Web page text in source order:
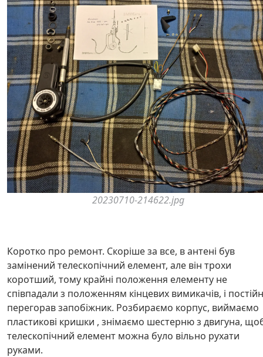
20230710-214622.jpg
Коротко про ремонт. Скоріше за все, в антені був
замінений телескопічний елемент, але він трохи
коротший, тому крайні положення елементу не
співпадали з положенням кінцевих вимикачів, і
перегорав запобіжник. Розбираємо корпус, виймаємо
пластикові кришки , знімаємо шестерню з двигуна,
телескопічний елемент можна було вільно рухати
руками.